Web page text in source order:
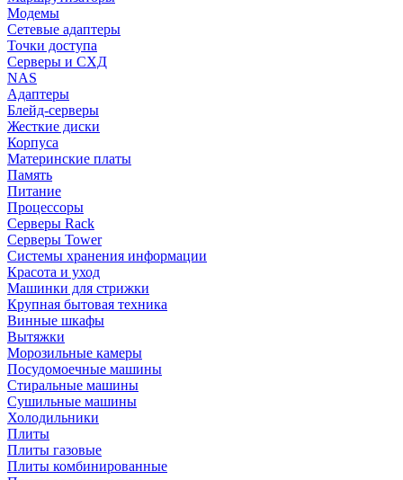
Модемы
Сетевые адаптеры
Точки доступа
Серверы и СХД
NAS
Адаптеры
Блейд-серверы
Жесткие диски
Корпуса
Материнские платы
Память
Питание
Процессоры
Серверы Rack
Серверы Tower
Системы хранения информации
Красота и уход
Машинки для стрижки
Крупная бытовая техника
Винные шкафы
Вытяжки
Морозильные камеры
Посудомоечные машины
Стиральные машины
Сушильные машины
Холодильники
Плиты
Плиты газовые
Плиты комбинированные